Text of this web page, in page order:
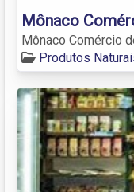
Mônaco
Mônaco Comércio
Produtos